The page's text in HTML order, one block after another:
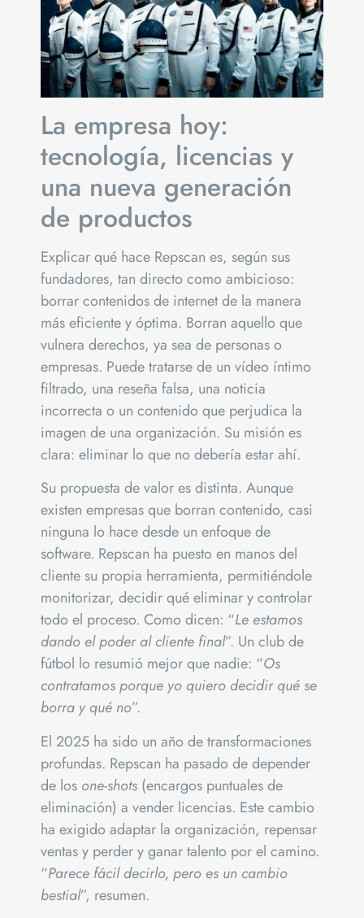
La empresa hoy:
tecnología, licencias y
una nueva generación
de productos
Explicar qué hace Repscan es, según sus
fundadores, tan directo como ambicioso:
borrar contenidos de internet de la manera
más eficiente y óptima. Borran aquello que
vulnera derechos, ya sea de personas o
empresas. Puede tratarse de un vídeo íntimo
filtrado, una reseña falsa, una noticia
incorrecta o un contenido que perjudica la
imagen de una organización. Su misión es
clara: eliminar lo que no debería estar ahí.
Su propuesta de valor es distinta. Aunque
existen empresas que borran contenido, casi
ninguna lo hace desde un enfoque de
software. Repscan ha puesto en manos del
cliente su propia herramienta, permitiéndole
monitorizar, decidir qué eliminar y controlar
todo el proceso. Como dicen: “Le estamos
dando el poder al cliente final”. Un club de
fútbol lo resumió mejor que nadie: “Os
contratamos porque yo quiero decidir qué se
borra y qué no”.
El 2025 ha sido un año de transformaciones
profundas. Repscan ha pasado de depender
de los one-shots (encargos puntuales de
eliminación) a vender licencias. Este cambio
ha exigido adaptar la organización, repensar
ventas y perder y ganar talento por el camino.
“Parece fácil decirlo, pero es un cambio
bestial”, resumen.